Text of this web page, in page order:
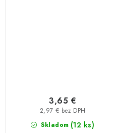
Skladom (12 ks)
2,97 € bez DPH
3,65 €